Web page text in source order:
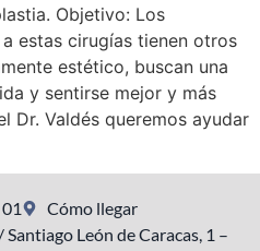
Objetivo: Los
estas cirugías tienen otros
estético, buscan una
y sentirse mejor y más
Dr. Valdés queremos ayudar
Cómo llegar
León de Caracas, 1 –